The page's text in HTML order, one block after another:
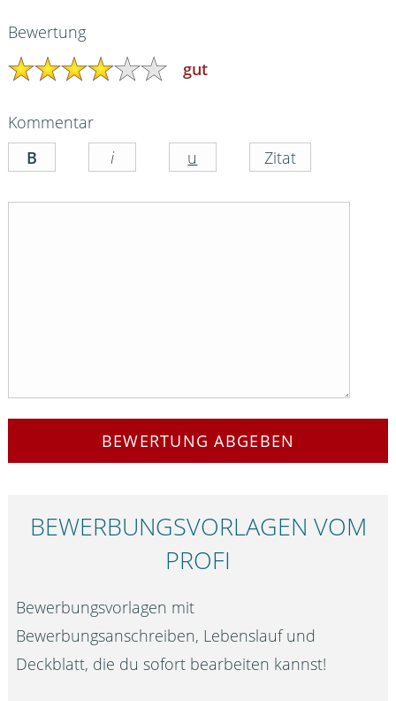
Bewertung
gut
Kommentar
BEWERTUNG ABGEBEN
BEWERBUNGS­VORLAGEN VOM
PROFI
Bewerbungsvorlagen mit
Bewerbungsanschreiben, Lebenslauf und
Deckblatt, die du sofort bearbeiten kannst!